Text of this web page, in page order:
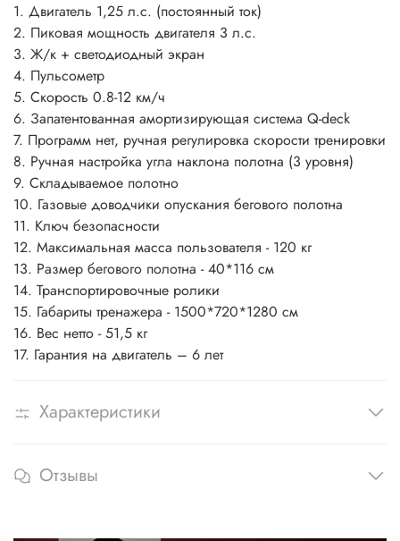
1. Двигатель 1,25 л.с. (постоянный ток)
2. Пиковая мощность двигателя 3 л.с.
3. Ж/к + светодиодный экран
4. Пульсометр
5. Скорость 0.8-12 км/ч
6. Запатентованная амортизирующая система Q-deck
7. Программ нет, ручная регулировка скорости тренировки
8. Ручная настройка угла наклона полотна (3 уровня)
9. Складываемое полотно
10. Газовые доводчики опускания бегового полотна
11. Ключ безопасности
12. Максимальная масса пользователя - 120 кг
13. Размер бегового полотна - 40*116 см
14. Транспортировочные ролики
15. Габариты тренажера - 1500*720*1280 см
16. Вес нетто - 51,5 кг
17. Гарантия на двигатель – 6 лет
Характеристики
Отзывы